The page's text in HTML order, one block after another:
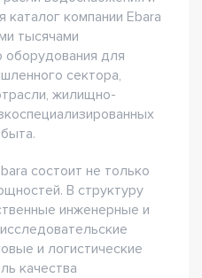
компании Ebara
тысячами
оборудования для
сектора,
жилищно-
состоит не только
В структуру
инженерные и
и логистические
качества